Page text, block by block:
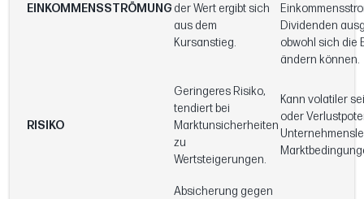
EINKOMMENSSTRÖMUNG der Wert ergibt sich
aus dem
Kursanstieg.
Dividenden
obwohl sich die
ändern können.
RISIKO
Geringeres Risiko,
tendiert bei
Marktunsicherheiten
zu
Wertsteigerungen.
Kann volatiler
oder
Absicherung gegen